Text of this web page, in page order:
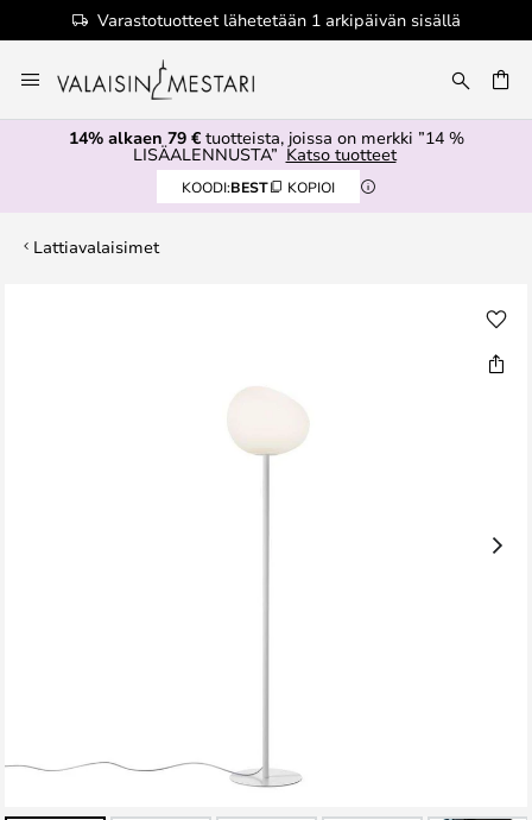
Varastotuotteet lähetetään 1 arkipäivän sisällä
to
Content
14% alkaen 79 €tuotteista, joissa on merkki ”14 %
LISÄALENNUSTA” Katso tuotteet
KOODI:BEST KOPIOI
Lattiavalaisimet